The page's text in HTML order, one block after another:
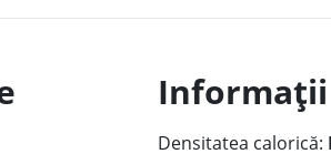
Densitatea calorică: